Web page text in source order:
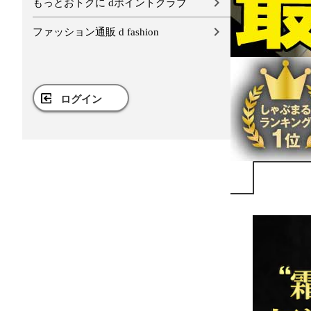
もっとおトクに dポイントクラブ
ファッション通販 d fashion
ログイン